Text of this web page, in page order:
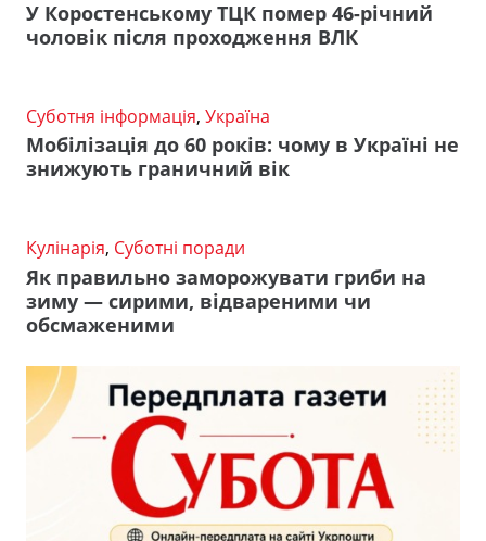
У Коростенському ТЦК помер 46-річний
чоловік після проходження ВЛК
Суботня інформація, Україна
Мобілізація до 60 років: чому в Україні не
знижують граничний вік
Кулінарія, Суботні поради
Як правильно заморожувати гриби на
зиму — сирими, відвареними чи
обсмаженими